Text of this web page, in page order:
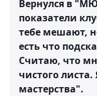
Вернулся в
показатели
тебе мешают,
есть что
Считаю, что
чистого
мастерства".